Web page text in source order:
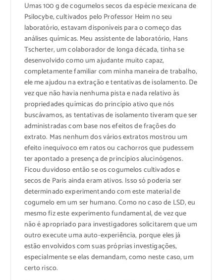
Umas 100 g de cogumelos secos da espécie mexicana de
Psilocybe, cultivados pelo Professor Heim no seu
laboratório, estavam disponíveis para o começo das
análises químicas. Meu assistente de laboratório, Hans
Tscherter, um colaborador de longa década, tinha se
desenvolvido como um ajudante muito capaz,
completamente familiar com minha maneira de trabalho,
ele me ajudou na extração e tentativas de isolamento. De
vez que não havia nenhuma pista e nada relativo às
propriedades químicas do princípio ativo que nós
buscávamos, as tentativas de isolamento tiveram que ser
administradas com base nos efeitos de frações do
extrato. Mas nenhum dos vários extratos mostrou um
efeito inequívoco em ratos ou cachorros que pudessem
ter apontado a presença de princípios alucinógenos.
Ficou duvidoso então se os cogumelos cultivados e
secos de Paris ainda eram ativos. Isso só poderia ser
determinado experimentando com este material de
cogumelo em um ser humano. Como no caso de LSD, eu
mesmo fiz este experimento fundamental, de vez que
não é apropriado para investigadores solicitarem que um
outro execute uma auto-experiência, porque eles já
estão envolvidos com suas próprias investigações,
especialmente se elas demandam, como neste caso, um
certo risco.